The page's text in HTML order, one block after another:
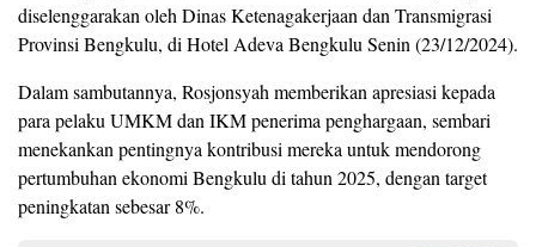
diselenggarakan oleh Dinas Ketenagakerjaan dan Transmigrasi
Provinsi Bengkulu, di Hotel Adeva Bengkulu Senin (23/12/2024).
Dalam sambutannya, Rosjonsyah memberikan apresiasi kepada
para pelaku UMKM dan IKM penerima penghargaan, sembari
menekankan pentingnya kontribusi mereka untuk mendorong
pertumbuhan ekonomi Bengkulu di tahun 2025, dengan target
peningkatan sebesar 8%.